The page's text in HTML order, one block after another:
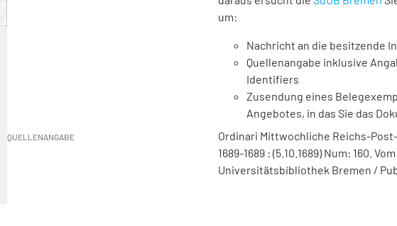
um:
Nachricht an die besitzende
Quellenangabe inklusive
Identifiers
Zusendung eines
Angebotes, in das Sie das
QUELLENANGABE
Ordinari Mittwochliche Reichs-
1689-1689 : (5.10.1689) Num: 160.
Universitätsbibliothek Bremen /